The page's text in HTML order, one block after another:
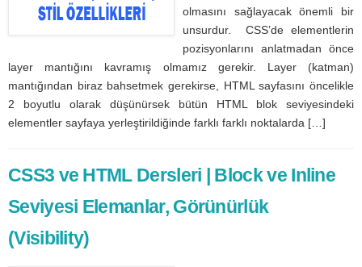
olmasını sağlayacak önemli bir
unsurdur. CSS’de elementlerin
pozisyonlarını anlatmadan önce
layer mantığını kavramış olmamız gerekir. Layer (katman)
mantığından biraz bahsetmek gerekirse, HTML sayfasını öncelikle
2 boyutlu olarak düşünürsek bütün HTML blok seviyesindeki
elementler sayfaya yerleştirildiğinde farklı farklı noktalarda […]
CSS3 ve HTML Dersleri | Block ve Inline
Seviyesi Elemanlar, Görünürlük
(Visibility)